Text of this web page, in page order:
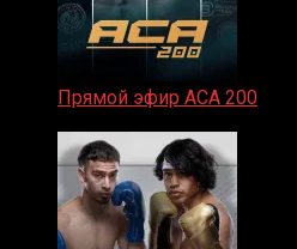
Прямой эфир ACA 200